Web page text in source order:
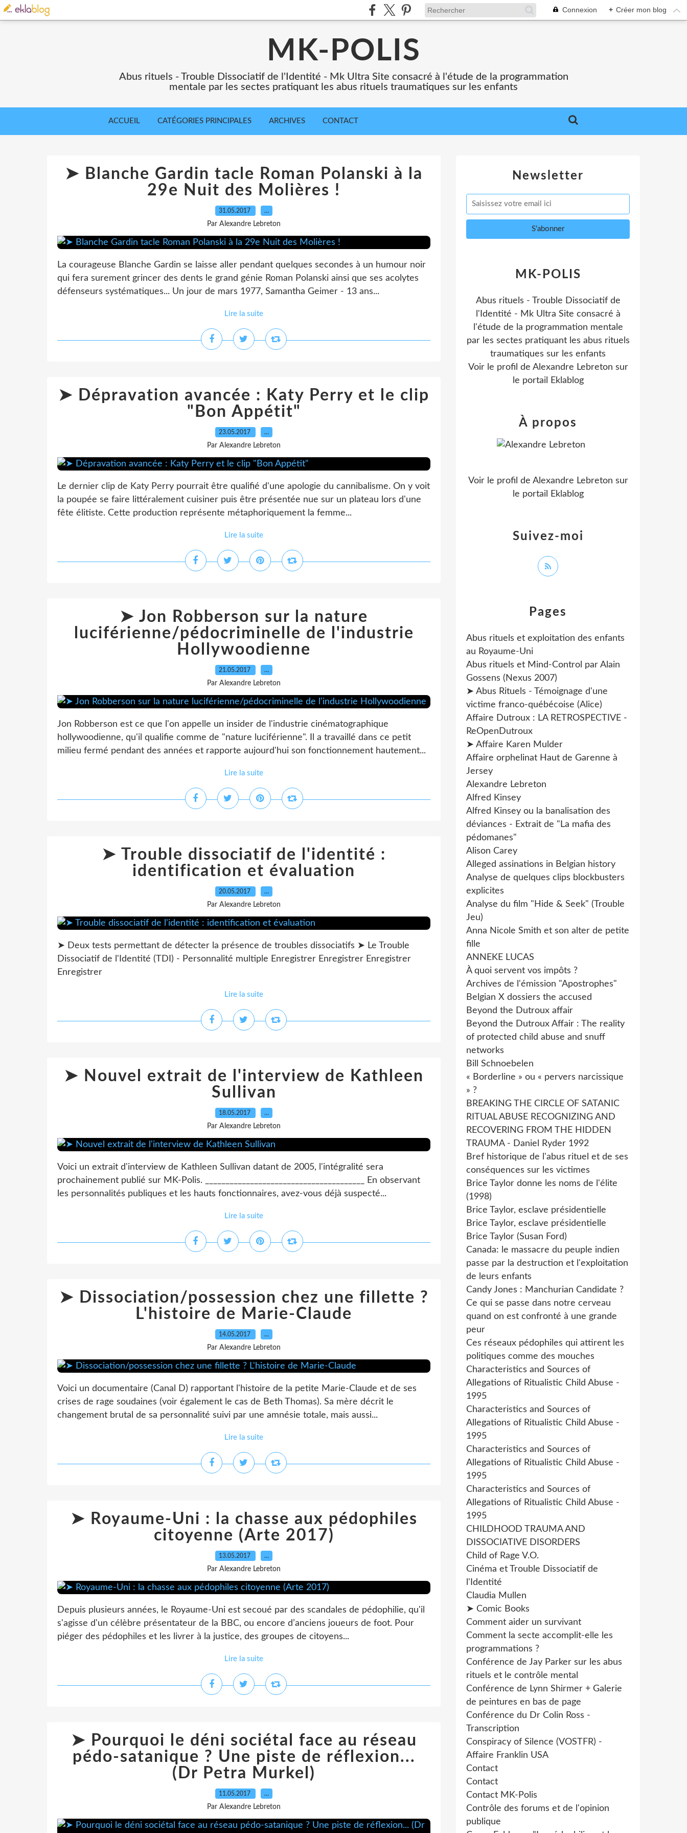
Connexion + Créer mon blog
MK-POLIS
Abus rituels - Trouble Dissociatif de l'Identité - Mk Ultra Site consacré à l'étude de la programmation
mentale par les sectes pratiquant les abus rituels traumatiques sur les enfants
ACCUEIL CATÉGORIES PRINCIPALES ARCHIVES CONTACT
➤ Blanche Gardin tacle Roman Polanski à la
29e Nuit des Molières !
31.05.2017 …
Par Alexandre Lebreton
La courageuse Blanche Gardin se laisse aller pendant quelques secondes à un humour noir
qui fera surement grincer des dents le grand génie Roman Polanski ainsi que ses acolytes
défenseurs systématiques... Un jour de mars 1977, Samantha Geimer - 13 ans...
Lire la suite
➤ Dépravation avancée : Katy Perry et le clip
"Bon Appétit"
23.05.2017 …
Par Alexandre Lebreton
Le dernier clip de Katy Perry pourrait être qualifié d'une apologie du cannibalisme. On y voit
la poupée se faire littéralement cuisiner puis être présentée nue sur un plateau lors d'une
fête élitiste. Cette production représente métaphoriquement la femme...
Lire la suite
➤ Jon Robberson sur la nature
luciférienne/pédocriminelle de l'industrie
Hollywoodienne
21.05.2017 …
Par Alexandre Lebreton
Jon Robberson est ce que l'on appelle un insider de l'industrie cinématographique
hollywoodienne, qu'il qualifie comme de "nature luciférienne". Il a travaillé dans ce petit
milieu fermé pendant des années et rapporte aujourd'hui son fonctionnement hautement...
Lire la suite
➤ Trouble dissociatif de l'identité :
identification et évaluation
20.05.2017 …
Par Alexandre Lebreton
➤ Deux tests permettant de détecter la présence de troubles dissociatifs ➤ Le Trouble
Dissociatif de l'Identité (TDI) - Personnalité multiple Enregistrer Enregistrer Enregistrer
Enregistrer
Lire la suite
➤ Nouvel extrait de l'interview de Kathleen
Sullivan
18.05.2017 …
Par Alexandre Lebreton
Voici un extrait d'interview de Kathleen Sullivan datant de 2005, l'intégralité sera
prochainement publié sur MK-Polis. _______________________________________ En observant
les personnalités publiques et les hauts fonctionnaires, avez-vous déjà suspecté...
Lire la suite
➤ Dissociation/possession chez une fillette ?
L'histoire de Marie-Claude
14.05.2017 …
Par Alexandre Lebreton
Voici un documentaire (Canal D) rapportant l'histoire de la petite Marie-Claude et de ses
crises de rage soudaines (voir également le cas de Beth Thomas). Sa mère décrit le
changement brutal de sa personnalité suivi par une amnésie totale, mais aussi...
Lire la suite
➤ Royaume-Uni : la chasse aux pédophiles
citoyenne (Arte 2017)
13.05.2017 …
Par Alexandre Lebreton
Depuis plusieurs années, le Royaume-Uni est secoué par des scandales de pédophilie, qu'il
s'agisse d'un célèbre présentateur de la BBC, ou encore d’anciens joueurs de foot. Pour
piéger des pédophiles et les livrer à la justice, des groupes de citoyens...
Lire la suite
➤ Pourquoi le déni sociétal face au réseau
pédo-satanique ? Une piste de réflexion...
(Dr Petra Murkel)
11.05.2017 …
Par Alexandre Lebreton
Newsletter
Pages
Abus rituels et exploitation des enfants
au Royaume-Uni
Abus rituels et Mind-Control par Alain
Gossens (Nexus 2007)
➤ Abus Rituels - Témoignage d'une
victime franco-québécoise (Alice)
Affaire Dutroux : LA RETROSPECTIVE -
ReOpenDutroux
➤ Affaire Karen Mulder
Affaire orphelinat Haut de Garenne à
Jersey
Alexandre Lebreton
Alfred Kinsey
Alfred Kinsey ou la banalisation des
déviances - Extrait de "La mafia des
pédomanes"
Alison Carey
Alleged assinations in Belgian history
Analyse de quelques clips blockbusters
explicites
Analyse du film "Hide & Seek" (Trouble
Jeu)
Anna Nicole Smith et son alter de petite
fille
ANNEKE LUCAS
À quoi servent vos impôts ?
Archives de l'émission "Apostrophes"
Belgian X dossiers the accused
Beyond the Dutroux affair
Beyond the Dutroux Affair : The reality
of protected child abuse and snuff
networks
Bill Schnoebelen
« Borderline » ou « pervers narcissique
» ?
BREAKING THE CIRCLE OF SATANIC
RITUAL ABUSE RECOGNIZING AND
RECOVERING FROM THE HIDDEN
TRAUMA - Daniel Ryder 1992
Bref historique de l'abus rituel et de ses
conséquences sur les victimes
Brice Taylor donne les noms de l'élite
(1998)
Brice Taylor, esclave présidentielle
Brice Taylor, esclave présidentielle
Brice Taylor (Susan Ford)
Canada: le massacre du peuple indien
passe par la destruction et l'exploitation
de leurs enfants
Candy Jones : Manchurian Candidate ?
Ce qui se passe dans notre cerveau
quand on est confronté à une grande
peur
Ces réseaux pédophiles qui attirent les
politiques comme des mouches
Characteristics and Sources of
Allegations of Ritualistic Child Abuse -
1995
Characteristics and Sources of
Allegations of Ritualistic Child Abuse -
1995
Characteristics and Sources of
Allegations of Ritualistic Child Abuse -
1995
Characteristics and Sources of
Allegations of Ritualistic Child Abuse -
1995
CHILDHOOD TRAUMA AND
DISSOCIATIVE DISORDERS
Child of Rage V.O.
Cinéma et Trouble Dissociatif de
l'Identité
Claudia Mullen
➤ Comic Books
Comment aider un survivant
Comment la secte accomplit-elle les
programmations ?
Conférence de Jay Parker sur les abus
rituels et le contrôle mental
Conférence de Lynn Shirmer + Galerie
de peintures en bas de page
Conférence du Dr Colin Ross -
Transcription
Conspiracy of Silence (VOSTFR) -
Affaire Franklin USA
Contact
Contact
Contact MK-Polis
Contrôle des forums et de l'opinion
publique
MK-POLIS
Abus rituels - Trouble Dissociatif de
l'Identité - Mk Ultra Site consacré à
l'étude de la programmation mentale
par les sectes pratiquant les abus rituels
traumatiques sur les enfants
Voir le profil de Alexandre Lebreton sur
le portail Eklablog
Suivez-moi
À propos
Voir le profil de Alexandre Lebreton sur
le portail Eklablog